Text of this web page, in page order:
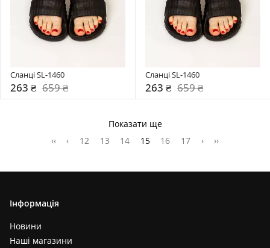
Сланці SL-1460
263 ₴ 659 ₴
Сланці SL-1460
263 ₴ 659 ₴
Показати ще
‹‹
‹ 12 13 14 15 16 17 › ››
Інформація
Новини
Наші магазини